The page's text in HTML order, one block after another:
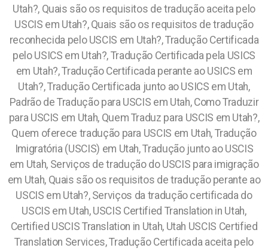
Utah?, Quais são os requisitos de tradução aceita pelo
USCIS em Utah?, Quais são os requisitos de tradução
reconhecida pelo USCIS em Utah?, Tradução Certificada
pelo USICS em Utah?, Tradução Certificada pela USICS
em Utah?, Tradução Certificada perante ao USICS em
Utah?, Tradução Certificada junto ao USICS em Utah,
Padrão de Tradução para USCIS em Utah, Como Traduzir
para USCIS em Utah, Quem Traduz para USCIS em Utah?,
Quem oferece tradução para USCIS em Utah, Tradução
Imigratória (USCIS) em Utah, Tradução junto ao USCIS
em Utah, Serviços de tradução do USCIS para imigração
em Utah, Quais são os requisitos de tradução perante ao
USCIS em Utah?, Serviços da tradução certificada do
USCIS em Utah, USCIS Certified Translation in Utah,
Certified USCIS Translation in Utah, Utah USCIS Certified
Translation Services, Tradução Certificada aceita pelo